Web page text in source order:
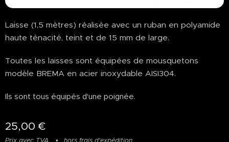
Laisse (1,5 mètres) réalisée avec un ruban en polyamide
haute ténacité, teint et de 15 mm de large.
Toutes les laisses sont équipées de mousquetons
modèle BREMA en acier inoxydable AISI304.
Ils sont tous équipés d'une poignée.
25,00 €
Prix avec TVA hors frais d'expédition